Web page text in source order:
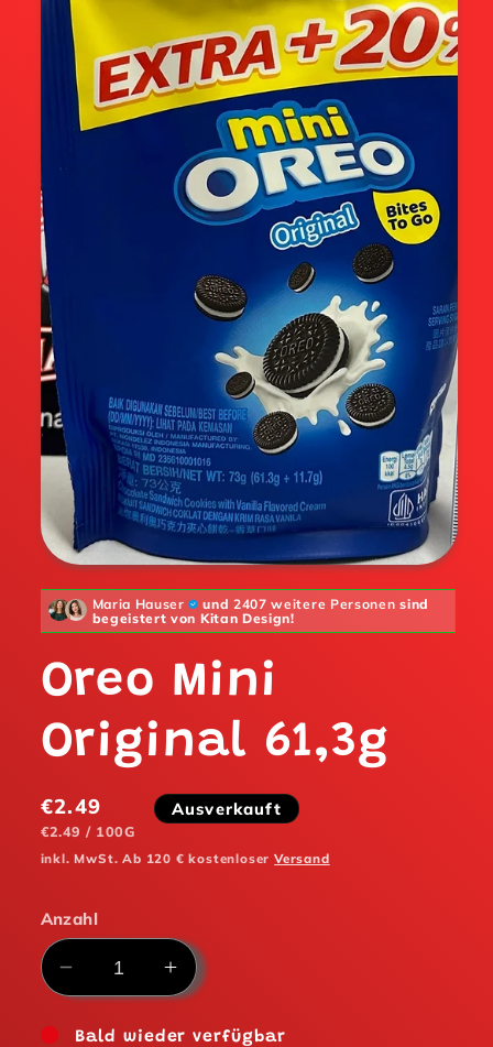
Maria Hauser und 2407 weitere Personen sind
begeistert von Kitan Design!
Oreo Mini
Original 61,3g
Normaler
Preis
€2.49
STÜCKPREIS
€2.49 / PRO
100G
Ausverkauft
inkl. MwSt. Ab 120 € kostenloserVersand
Anzahl
Verringere
die
Menge
Erhöhe
die
Menge
Bald wieder verfügbar